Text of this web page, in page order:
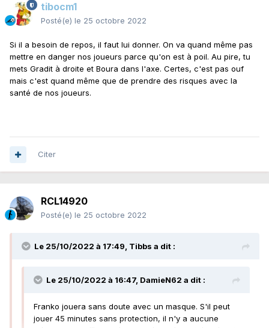
tibocm1
Posté(e) le 25 octobre 2022
Si il a besoin de repos, il faut lui donner. On va quand même pas
mettre en danger nos joueurs parce qu'on est à poil. Au pire, tu
mets Gradit à droite et Boura dans l'axe. Certes, c'est pas ouf
mais c'est quand même que de prendre des risques avec la
santé de nos joueurs.
Citer
RCL14920
Posté(e) le 25 octobre 2022
Le 25/10/2022 à 17:49, Tibbs a dit :
Le 25/10/2022 à 16:47, DamieN62 a dit :
Franko jouera sans doute avec un masque. S'il peut
jouer 45 minutes sans protection, il n'y a aucune